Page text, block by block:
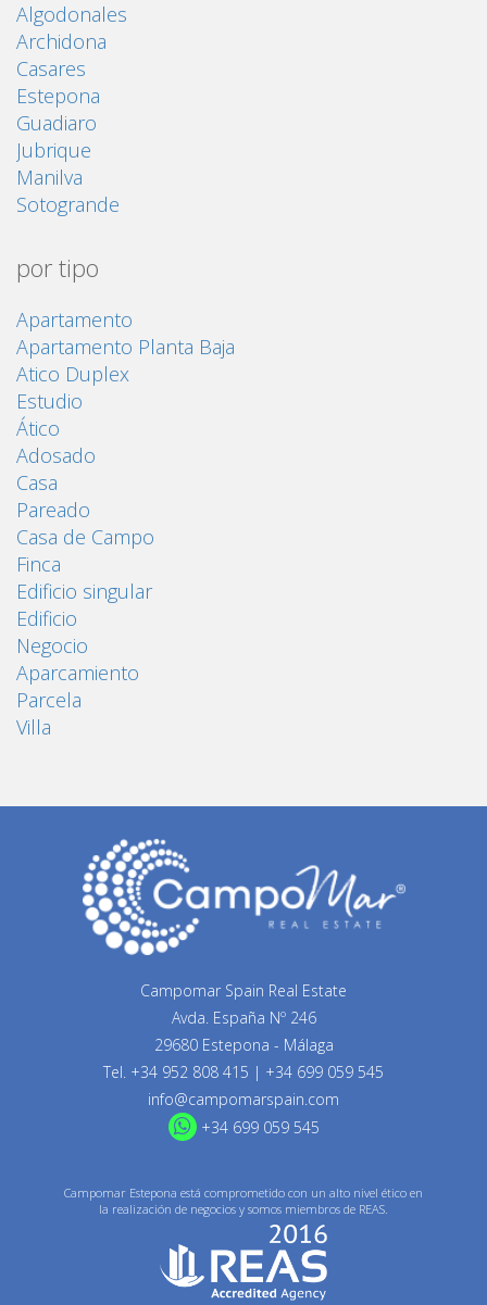
Algodonales
Archidona
Casares
Estepona
Guadiaro
Jubrique
Manilva
Sotogrande
por tipo
Apartamento
Apartamento Planta Baja
Atico Duplex
Estudio
Ático
Adosado
Casa
Pareado
Casa de Campo
Finca
Edificio singular
Edificio
Negocio
Aparcamiento
Parcela
Villa
Campomar Spain Real Estate
Avda. España Nº 246
29680 Estepona - Málaga
Tel. +34 952 808 415 | +34 699 059 545
info@campomarspain.com
+34 699 059 545
Campomar Estepona está comprometido con un alto nivel ético en
la realización de negocios y somos miembros de REAS.